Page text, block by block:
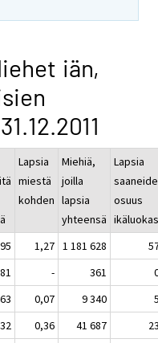
iän,
Lapsia
miestä
kohden
Miehiä,
joilla
lapsia
yhteensä
Lapsia
osuus
1,27 1 181 628
- 361
0,07 9 340
0,36 41 687